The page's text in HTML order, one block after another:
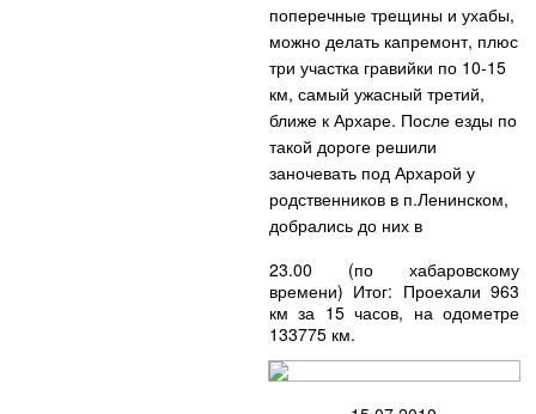
поперечные трещины и ухабы,
можно делать капремонт, плюс
три участка гравийки по 10-15
км, самый ужасный третий,
ближе к Архаре. После езды по
такой дороге решили
заночевать под Архарой у
родственников в п.Ленинском,
добрались до них в
23.00 (по хабаровскому
времени) Итог: Проехали 963
км за 15 часов, на одометре
133775 км.